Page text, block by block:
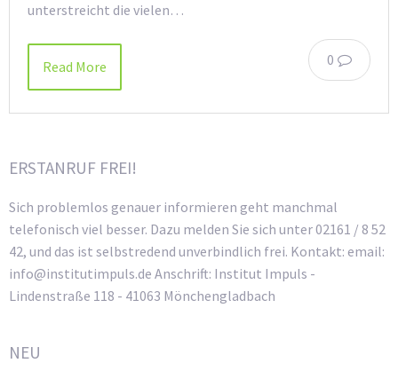
unterstreicht die vielen…
0
Read More
ERSTANRUF FREI!
Sich problemlos genauer informieren geht manchmal
telefonisch viel besser. Dazu melden Sie sich unter 02161 / 8 52
42, und das ist selbstredend unverbindlich frei. Kontakt: email:
info@institutimpuls.de Anschrift: Institut Impuls -
Lindenstraße 118 - 41063 Mönchengladbach
NEU